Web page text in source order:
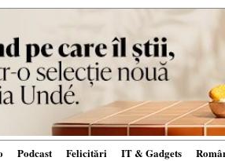
Podcast Felicitări IT & Gadgets